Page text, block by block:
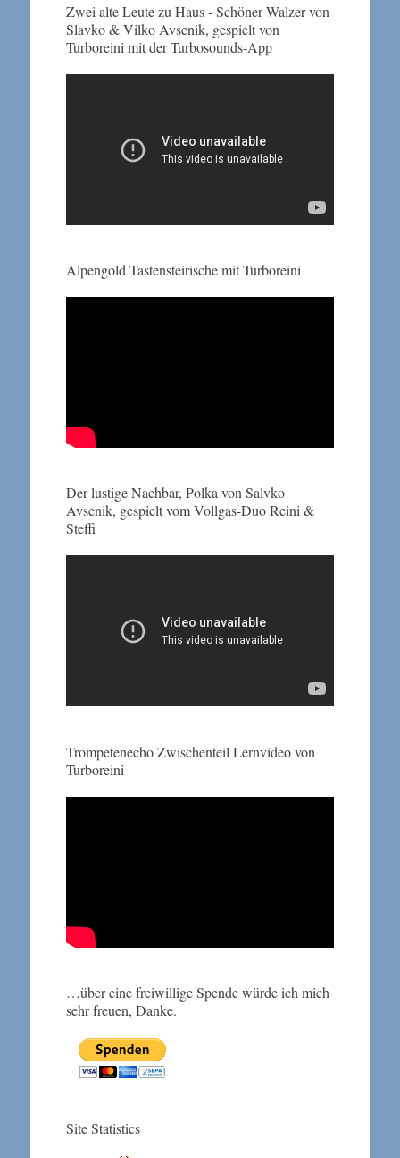
Zwei alte Leute zu Haus - Schöner Walzer von
Slavko & Vilko Avsenik, gespielt von
Turboreini mit der Turbosounds-App
Alpengold Tastensteirische mit Turboreini
Der lustige Nachbar, Polka von Salvko
Avsenik, gespielt vom Vollgas-Duo Reini &
Steffi
Trompetenecho Zwischenteil Lernvideo von
Turboreini
…über eine freiwillige Spende würde ich mich
sehr freuen, Danke.
Site Statistics